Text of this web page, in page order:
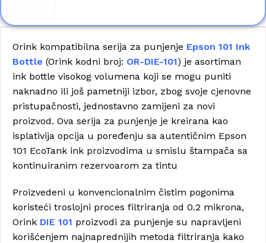
Orink kompatibilna serija za punjenje Epson 101 Ink
Bottle (Orink kodni broj: OR-DIE-101) je asortiman
ink bottle visokog volumena koji se mogu puniti
naknadno ili još pametniji izbor, zbog svoje cjenovne
pristupačnosti, jednostavno zamijeni za novi
proizvod. Ova serija za punjenje je kreirana kao
isplativija opcija u poređenju sa autentičnim Epson
101 EcoTank ink proizvodima u smislu štampača sa
kontinuiranim rezervoarom za tintu
Proizvedeni u konvencionalnim čistim pogonima
koristeći troslojni proces filtriranja od 0.2 mikrona,
Orink DIE 101 proizvodi za punjenje su napravljeni
korišćenjem najnaprednijih metoda filtriranja kako